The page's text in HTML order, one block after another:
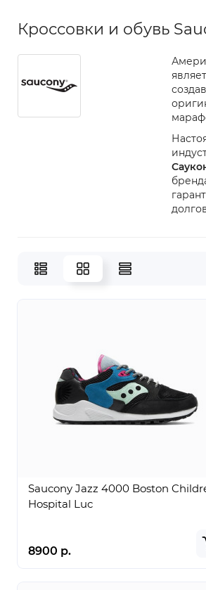
Кроссовки и обувь
Saucony Jazz 4000 Boston
Hospital Luc
8900 р.